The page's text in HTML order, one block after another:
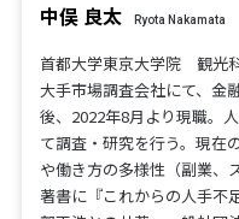
中俣 良太 Ryota Nakamata
首都大学東京大学院 観光
大手市場調査会社にて、金
後、2022年8月より現職。
て調査・研究を行う。現在
や働き方の多様性（副業、
著書に『これからの人手不